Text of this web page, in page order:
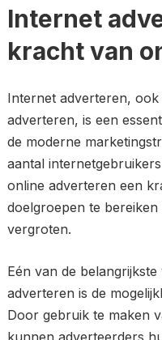
Internet
kracht van
Internet adverteren,
adverteren, is een
de moderne
aantal
online adverteren een
doelgroepen te
vergroten.
Eén van de
adverteren is de
Door gebruik te maken
kunnen adverteerders